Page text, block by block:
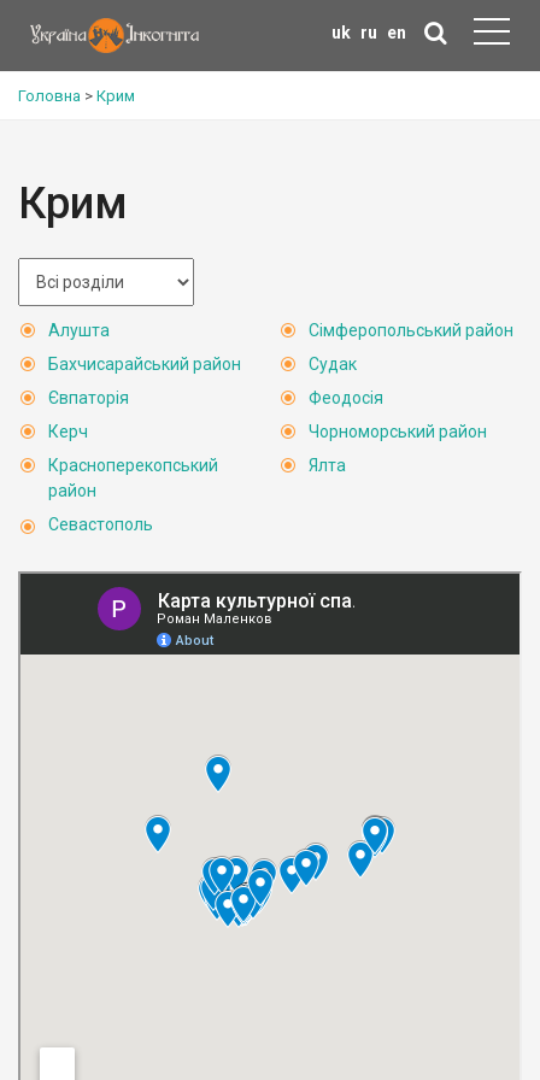
uk ru en
Головна > Крим
Крим
Алушта
Бахчисарайський район
Євпаторія
Керч
Красноперекопський
район
Севастополь
Сімферопольський район
Судак
Феодосія
Чорноморський район
Ялта